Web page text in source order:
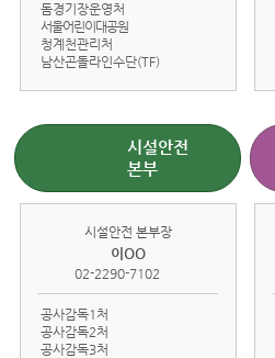
돔경기장운영처
서울어린이대공원
청계천관리처
남산곤돌라인수단(TF)
시설안전
본부
시설안전 본부장
이OO
02-2290-7102
공사감독1처
공사감독2처
공사감독3처